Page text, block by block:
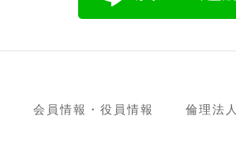
会員情報・役員情報 倫理法